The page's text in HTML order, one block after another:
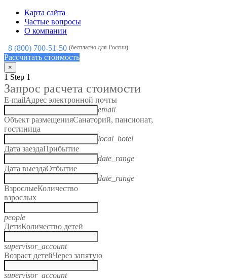
Карта сайта
Частые вопросы
О компании
8 (800) 700-51-50 (бесплатно для России)
Рассчитать стоимость
×
1 Step 1
Запрос расчета стоимости
E-mailАдрес электронной почты
email
Объект размещенияСанаторий, пансионат,
гостиница
local_hotel
Дата заездаПрибытие
date_range
Дата выездаОтбытие
date_range
ВзрослыеКоличество
взрослых
people
ДетиКоличество детей
supervisor_account
Возраст детейЧерез запятую
supervisor_account